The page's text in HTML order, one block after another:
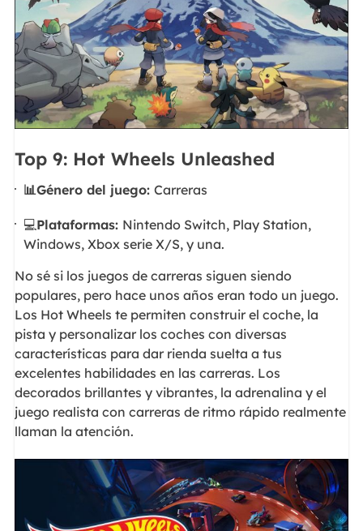
Top 9: Hot Wheels Unleashed
📊Género del juego:Carreras
💻Plataformas: Nintendo Switch, Play Station,
Windows, Xbox serie X/S, y una.
No sé si los juegos de carreras siguen siendo
populares, pero hace unos años eran todo un juego.
Los Hot Wheels te permiten construir el coche, la
pista y personalizar los coches con diversas
características para dar rienda suelta a tus
excelentes habilidades en las carreras. Los
decorados brillantes y vibrantes, la adrenalina y el
juego realista con carreras de ritmo rápido realmente
llaman la atención.